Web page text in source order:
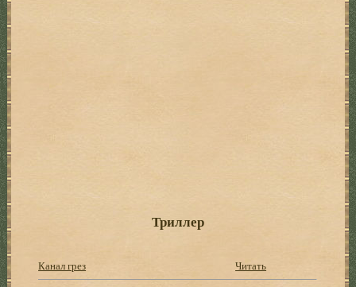
Триллер
Канал грез
Читать